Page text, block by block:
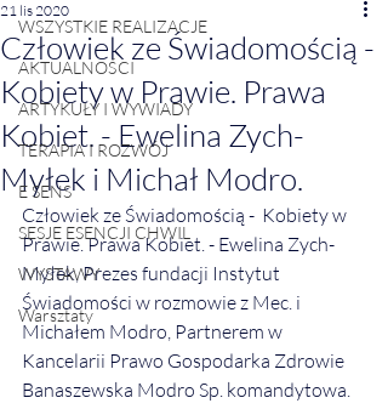
WSZYSTKIE REALIZACJE
AKTUALNOŚCI
ARTYKUŁY I WYWIADY
TERAPIA I ROZWÓJ
E SENS
SESJE ESENCJI CHWIL
WYSTAWY
Warsztaty
Człowiek ze Świadomością -
Kobiety w Prawie. Prawa
Kobiet. - Ewelina Zych-
Myłek i Michał Modro.
21 lis 2020
Człowiek ze Świadomością -  Kobiety w
Prawie. Prawa Kobiet. - Ewelina Zych-
Myłek, Prezes fundacji Instytut
Świadomości w rozmowie z Mec. i
Michałem Modro, Partnerem w
Kancelarii Prawo Gospodarka Zdrowie
Banaszewska Modro Sp. komandytowa.